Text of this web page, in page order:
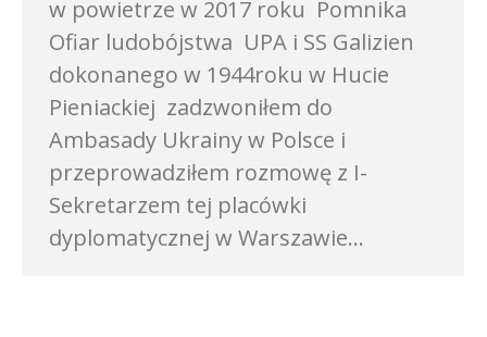
w powietrze w 2017 roku Pomnika
Ofiar ludobójstwa UPA i SS Galizien
dokonanego w 1944roku w Hucie
Pieniackiej zadzwoniłem do
Ambasady Ukrainy w Polsce i
przeprowadziłem rozmowę z I-
Sekretarzem tej placówki
dyplomatycznej w Warszawie…